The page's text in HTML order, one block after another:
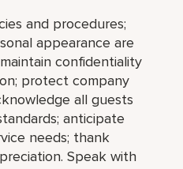
and procedures;
appearance are
confidentiality
protect company
all guests
anticipate
needs; thank
Speak with